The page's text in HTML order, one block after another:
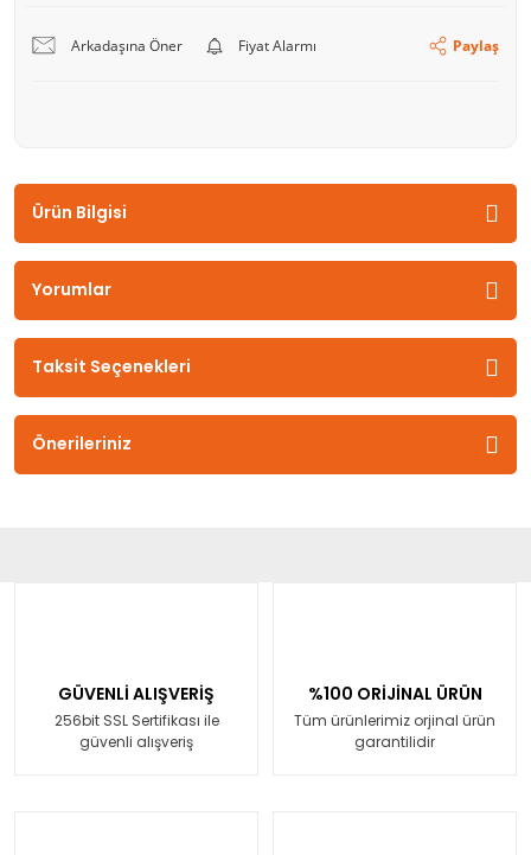
Arkadaşına Öner Fiyat Alarmı Paylaş
Ürün Bilgisi
Yorumlar
Taksit Seçenekleri
Önerileriniz
GÜVENLİ ALIŞVERİŞ
256bit SSL Sertifikası ile
güvenli alışveriş
%100 ORİJİNAL ÜRÜN
Tüm ürünlerimiz orjinal ürün
garantilidir